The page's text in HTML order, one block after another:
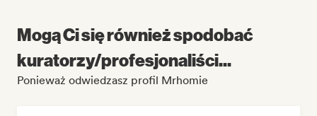
Mogą Ci się również spodobać
kuratorzy/profesjonaliści...
Ponieważ odwiedzasz profil Mrhomie